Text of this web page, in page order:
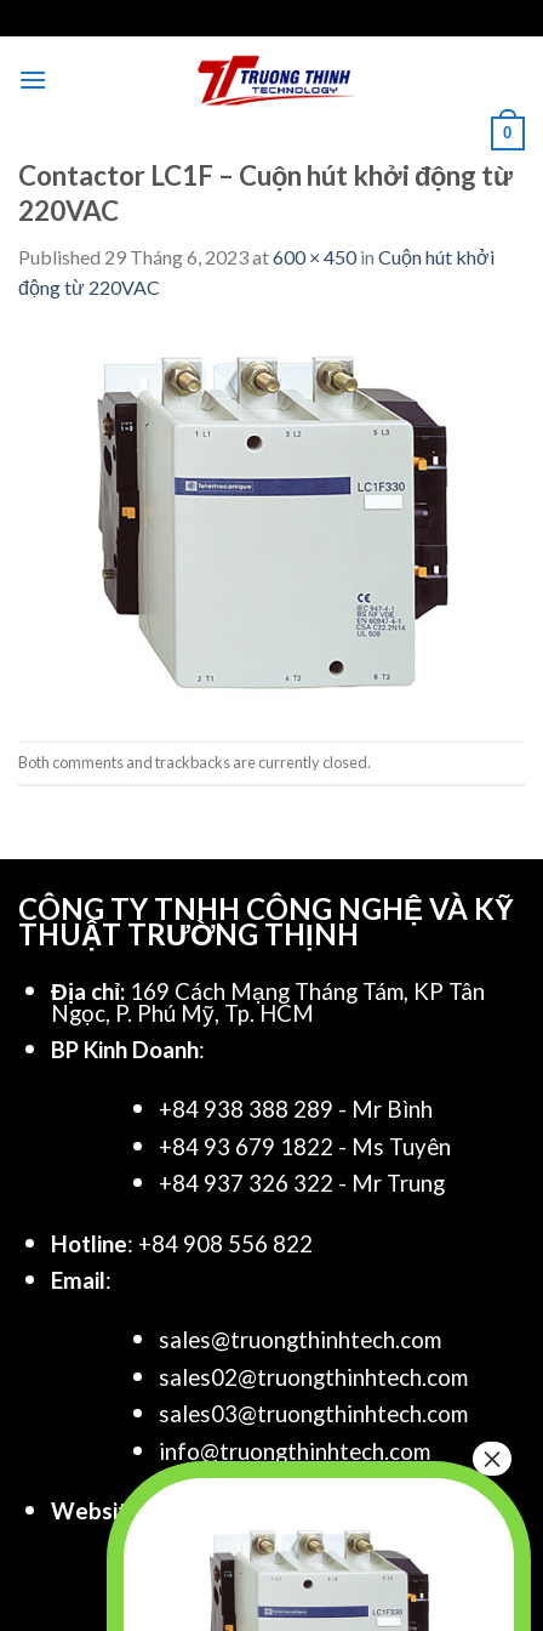
to
content
0
Contactor LC1F – Cuộn hút khởi động từ
220VAC
Published 29 Tháng 6, 2023at600 × 450in Cuộn hút khởi
động từ 220VAC
Both comments and trackbacks are currently closed.
CÔNG TY TNHH CÔNG NGHỆ VÀ KỸ
THUẬT TRƯỜNG THỊNH
Địa chỉ: 169 Cách Mạng Tháng Tám, KP Tân
Ngọc, P. Phú Mỹ, Tp. HCM
BP Kinh Doanh:
+84 938 388 289 - Mr Bình
+84 93 679 1822 - Ms Tuyên
+84 937 326 322 - Mr Trung
Hotline: +84 908 556 822
Email:
sales@truongthinhtech.com
sales02@truongthinhtech.com
sales03@truongthinhtech.com
info@truongthinhtech.com
Website:
www.truongthinhtech.com
www.components.com.vn